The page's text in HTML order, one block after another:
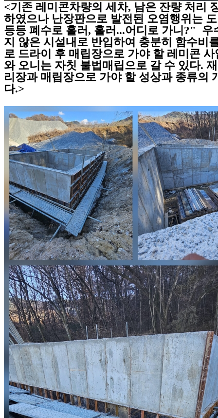
<기존 레미콘차량의 세차, 남은 잔량 처리
하였으나 난장판으로 발전된 오염행위는
등등 폐수로 흘러, 흘러...어디로 가니?" 우
지 않은 시설내로 반입하여 충분히 함수비
로 드라이 후 매립장으로 가야 할 레미콘
와 오니는 자칫 불법매립으로 갈 수 있다.
리장과 매립장으로 가야 할 성상과 종류의
다.>